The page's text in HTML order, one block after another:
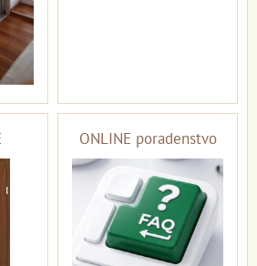
ONLINE poradenstvo